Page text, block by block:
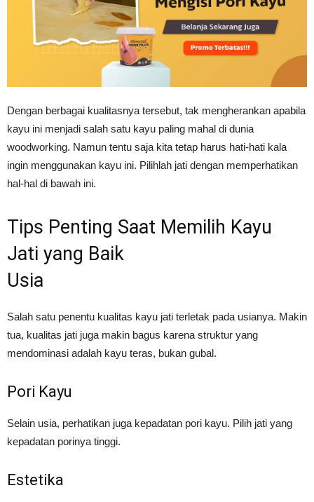
Dengan berbagai kualitasnya tersebut, tak mengherankan apabila
kayu ini menjadi salah satu kayu paling mahal di dunia
woodworking. Namun tentu saja kita tetap harus hati-hati kala
ingin menggunakan kayu ini. Pilihlah jati dengan memperhatikan
hal-hal di bawah ini.
Tips Penting Saat Memilih Kayu
Jati yang Baik
Usia
Salah satu penentu kualitas kayu jati terletak pada usianya. Makin
tua, kualitas jati juga makin bagus karena struktur yang
mendominasi adalah kayu teras, bukan gubal.
Pori Kayu
Selain usia, perhatikan juga kepadatan pori kayu. Pilih jati yang
kepadatan porinya tinggi.
Estetika